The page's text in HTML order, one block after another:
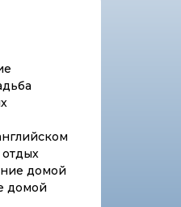
домой
домой